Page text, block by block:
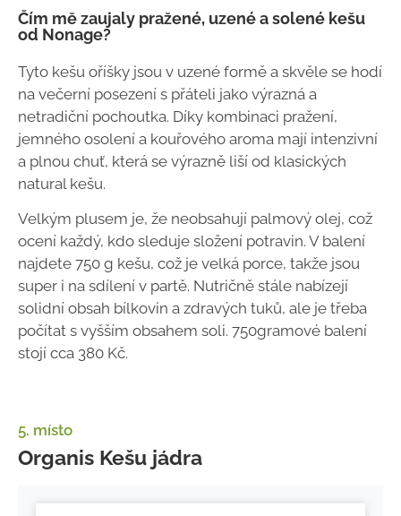
Čím mě zaujaly pražené, uzené a solené kešu
od Nonage?
Tyto kešu oříšky jsou v uzené formě a skvěle se hodí
na večerní posezení s přáteli jako výrazná a
netradiční pochoutka. Díky kombinaci pražení,
jemného osolení a kouřového aroma mají intenzivní
a plnou chuť, která se výrazně liší od klasických
natural kešu.
Velkým plusem je, že neobsahují palmový olej, což
ocení každý, kdo sleduje složení potravin. V balení
najdete 750 g kešu, což je velká porce, takže jsou
super i na sdílení v partě. Nutričně stále nabízejí
solidní obsah bílkovin a zdravých tuků, ale je třeba
počítat s vyšším obsahem soli. 750gramové balení
stojí cca 380 Kč.
5. místo
Organis Kešu jádra